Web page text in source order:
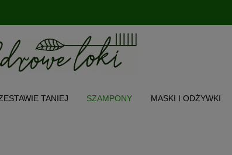
TANIEJ SZAMPONY MASKI I ODŻYWKI